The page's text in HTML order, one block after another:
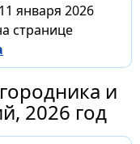
января 2026
странице
и
2026 год